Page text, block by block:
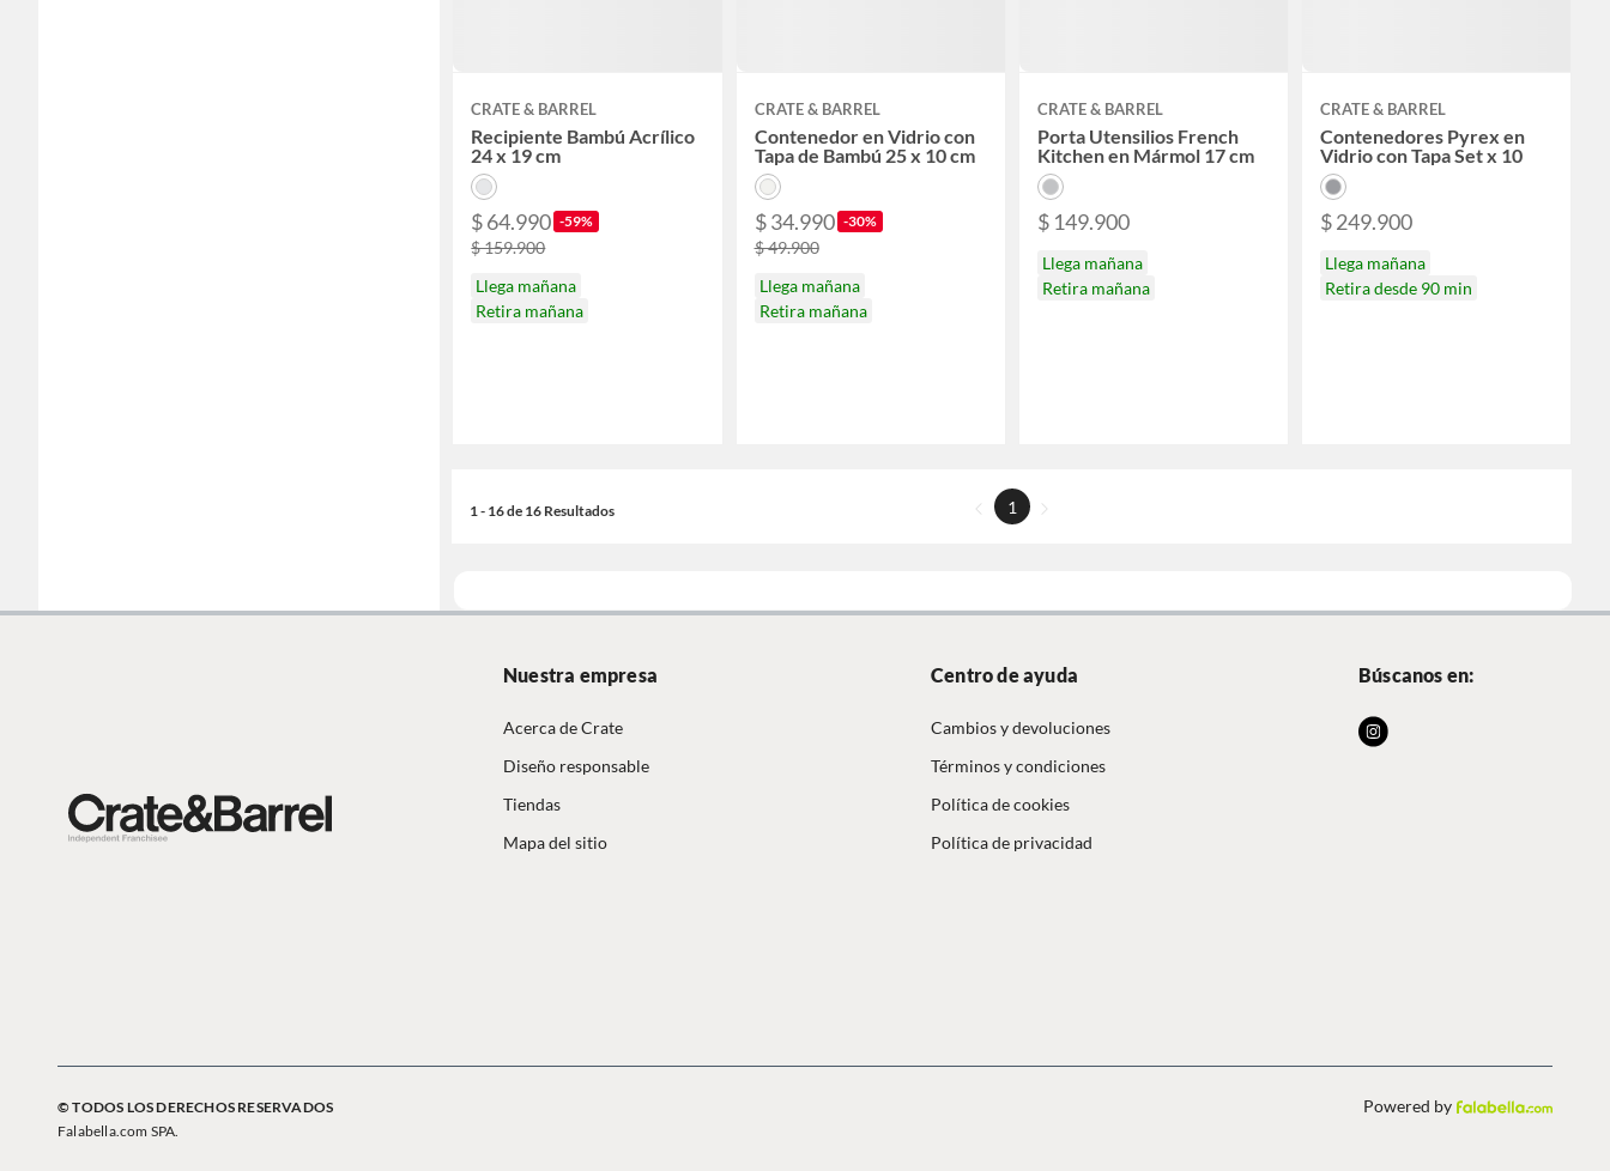
CRATE & BARREL
Recipiente Bambú Acrílico
24 x 19 cm
$ 64.990 -59%
$ 159.900
Llega mañana
Retira mañana
CRATE & BARREL
Contenedor en Vidrio con
Tapa de Bambú 25 x 10 cm
$ 34.990 -30%
$ 49.900
Llega mañana
Retira mañana
CRATE & BARREL
Porta Utensilios French
Kitchen en Mármol 17 cm
$ 149.900
Llega mañana
Retira mañana
CRATE & BARREL
Contenedores Pyrex en
Vidrio con Tapa Set x 10
$ 249.900
Llega mañana
Retira desde 90 min
1 - 16 de 16 Resultados 1
Nuestra empresa
Acerca de Crate
Diseño responsable
Tiendas
Mapa del sitio
Centro de ayuda
Cambios y devoluciones
Términos y condiciones
Política de cookies
Política de privacidad
Búscanos en:
© TODOS LOS DERECHOS RESERVADOS
Falabella.com SPA.
Powered by